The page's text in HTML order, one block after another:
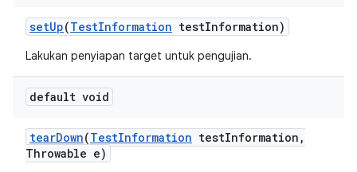
setUp(TestInformation testInformation)
Lakukan penyiapan target untuk pengujian.
default void
tearDown(TestInformation testInformation ,
Throwable e)